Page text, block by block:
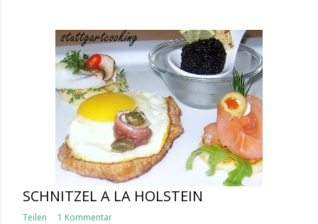
SCHNITZEL A LA HOLSTEIN
Teilen 1 Kommentar